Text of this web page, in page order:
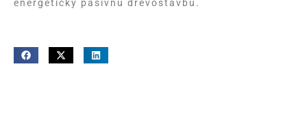
energeticky pasívnu drevostavbu.